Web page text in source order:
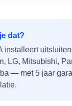
dat?
installeert
LG, Mitsubishi,
— met 5 jaar